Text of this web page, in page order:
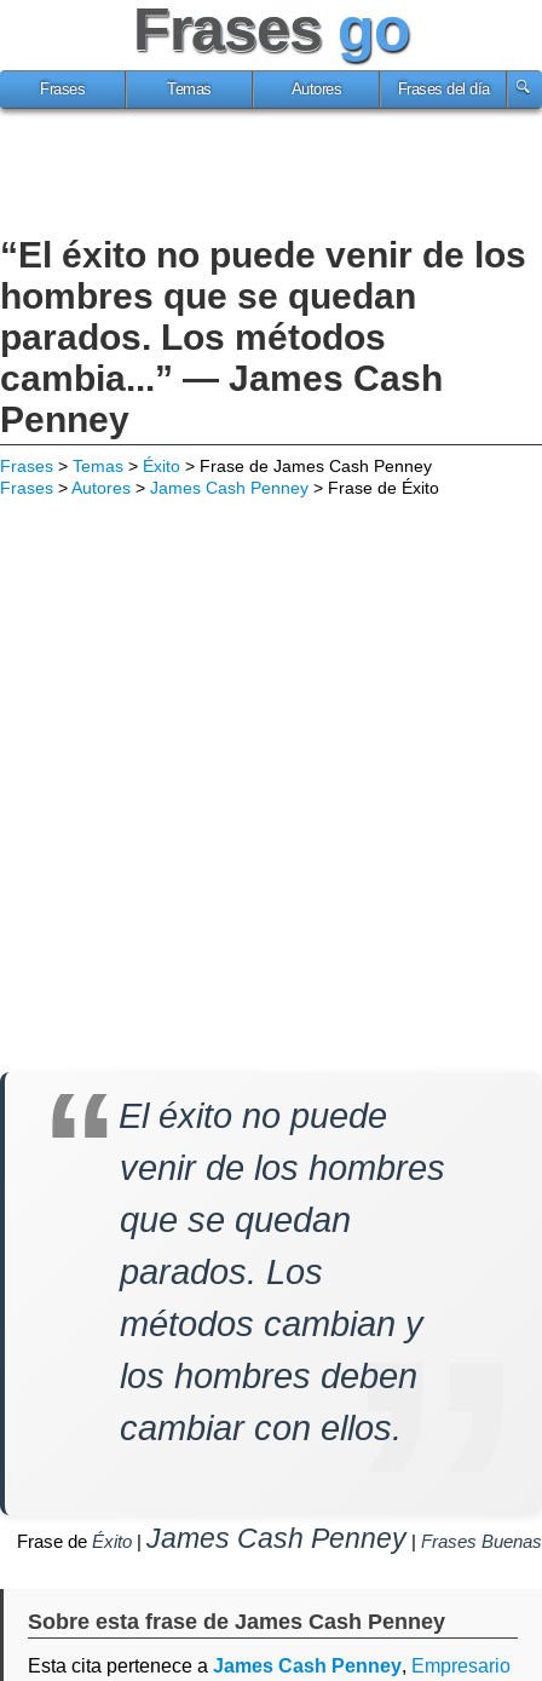
Frases go
Frases Temas Autores Frases del día
“El éxito no puede venir de los
hombres que se quedan
parados. Los métodos
cambia...” — James Cash
Penney
Frases > Temas > Éxito > Frase de James Cash Penney
Frases >Autores > James Cash Penney > Frase de Éxito
El éxito no puede
venir de los hombres
que se quedan
parados. Los
métodos cambian y
los hombres deben
cambiar con ellos.
Frase de Éxito | James Cash Penney | Frases Buenas
Sobre esta frase de James Cash Penney
Esta cita pertenece a James Cash Penney, Empresario